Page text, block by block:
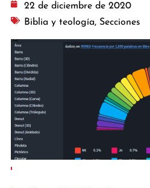
22 de diciembre de 2020
Biblia y teología, Secciones